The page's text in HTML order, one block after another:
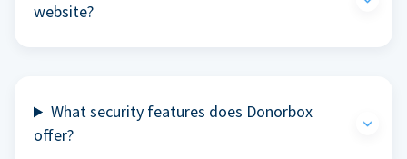
website?
What security features does Donorbox
offer?